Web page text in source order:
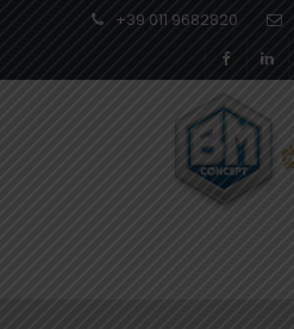
+39 011 9682820